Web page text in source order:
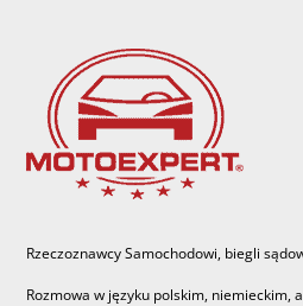
Rzeczoznawcy Samochodowi, biegli
Rozmowa w języku polskim, niemieckim,